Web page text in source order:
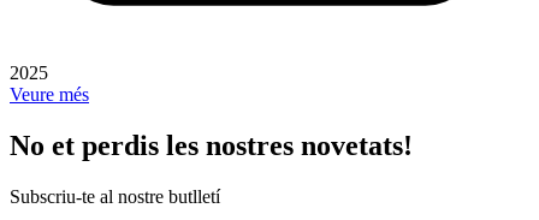
2025
Veure més
No et perdis les nostres novetats!
Subscriu-te al nostre butlletí